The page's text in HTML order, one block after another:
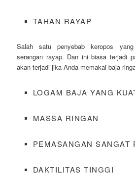
TAHAN RAYAP
Salah satu penyebab keropos
serangan rayap. Dan ini biasa terjadi
akan terjadi jika Anda memakai baja
LOGAM BAJA YANG
MASSA RINGAN
PEMASANGAN SANGAT
DAKTILITAS TINGGI